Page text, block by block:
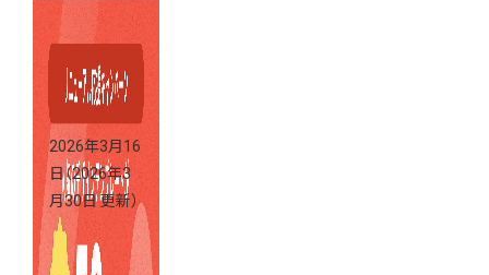
されるネ
タ”の作り方
2026年3月16
日（2026年3
月30日 更新）